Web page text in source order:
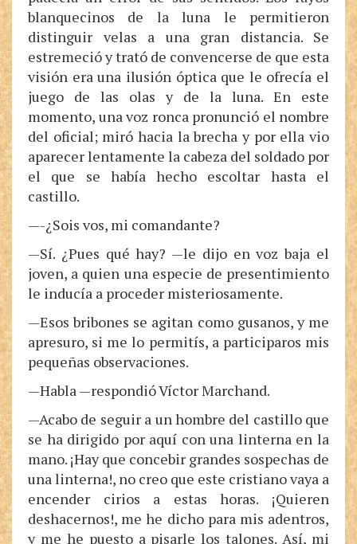
blanquecinos de la luna le permitieron
distinguir velas a una gran distancia. Se
estremeció y trató de convencerse de que esta
visión era una ilusión óptica que le ofrecía el
juego de las olas y de la luna. En este
momento, una voz ronca pronunció el nombre
del oficial; miró hacia la brecha y por ella vio
aparecer lentamente la cabeza del soldado por
el que se había hecho escoltar hasta el
castillo.
—-¿Sois vos, mi comandante?
—Sí. ¿Pues qué hay? —le dijo en voz baja el
joven, a quien una especie de presentimiento
le inducía a proceder misteriosamente.
—Esos bribones se agitan como gusanos, y me
apresuro, si me lo permitís, a participaros mis
pequeñas observaciones.
—Habla —respondió Víctor Marchand.
—Acabo de seguir a un hombre del castillo que
se ha dirigido por aquí con una linterna en la
mano. ¡Hay que concebir grandes sospechas de
una linterna!, no creo que este cristiano vaya a
encender cirios a estas horas. ¡Quieren
deshacernos!, me he dicho para mis adentros,
y me he puesto a pisarle los talones. Así, mi